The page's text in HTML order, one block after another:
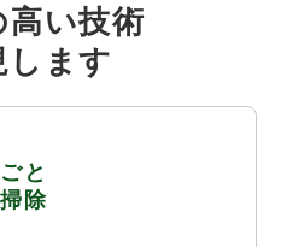
高い技術
します
と
除